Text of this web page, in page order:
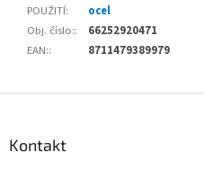
POUŽITÍ:
ocel
Obj. číslo::
66252920471
EAN:: 8711479389979
Kontakt